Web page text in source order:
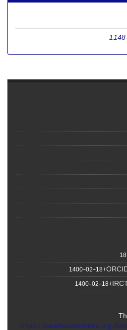
1,148
1400-02-18
1400-02-18
https://creativecommons.org/